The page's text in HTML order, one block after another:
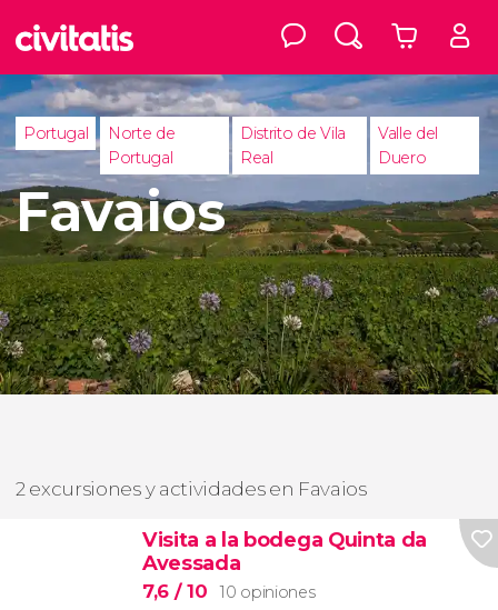
Portugal
Norte de
Portugal
Distrito de Vila
Real
Valle del
Duero
Favaios
2 excursiones y actividades en Favaios
Visita a la bodega Quinta da
Avessada
7,6 / 10 10 opiniones